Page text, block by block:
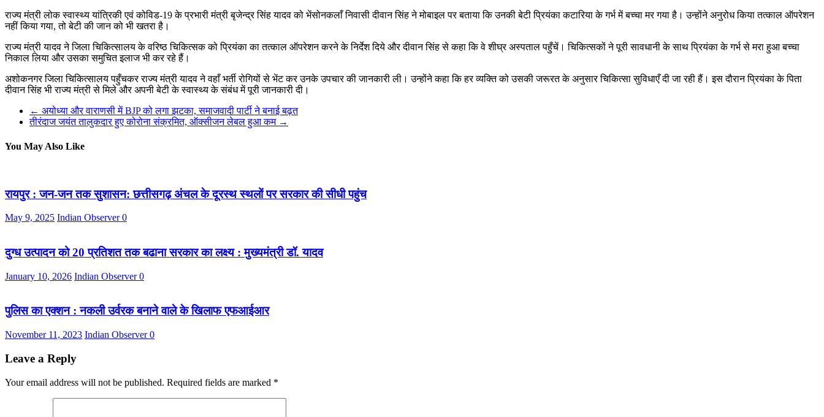
राज्य मंत्री लोक स्वास्थ्य यांत्रिकी एवं कोविड-19 के प्रभारी मंत्री बृजेन्द्र सिंह यादव को भेंसोनकलाँ निवासी दीवान सिंह ने मोबाइल पर बताया कि उनकी बेटी प्रियंका कटारिया के गर्भ में बच्चा मर गया है। उन्होंने अनुरोध किया तत्काल ऑपरेशन
नहीं किया गया, तो बेटी की जान को भी खतरा है।
राज्य मंत्री यादव ने जिला चिकित्सालय के वरिष्ठ चिकित्सक को प्रियंका का तत्काल ऑपरेशन करने के निर्देश दिये और दीवान सिंह से कहा कि वे शीघ्र अस्पताल पहुँचें। चिकित्सकों ने पूरी सावधानी के साथ प्रियंका के गर्भ से मरा हुआ बच्चा
निकाल लिया और उसका समुचित इलाज भी कर रहे हैं।
अशोकनगर जिला चिकित्सालय पहुँचकर राज्य मंत्री यादव ने वहाँ भर्ती रोगियों से भेंट कर उनके उपचार की जानकारी ली। उन्होंने कहा कि हर व्यक्ति को उसकी जरूरत के अनुसार चिकित्सा सुविधाएँ दी जा रही हैं। इस दौरान प्रियंका के पिता
दीवान सिंह भी राज्य मंत्री से मिले और अपनी बेटी के स्वास्थ्य के संबंध में पूरी जानकारी दी।
← अयोध्या और वाराणसी में BJP को लगा झटका, समाजवादी पार्टी ने बनाई बढ़त
तीरंदाज जयंत तालुकदार हुए कोरोना संक्रमित, ऑक्सीजन लेबल हुआ कम →
You May Also Like
रायपुर : जन-जन तक सुशासन: छत्तीसगढ़ अंचल के दूरस्थ स्थलों पर सरकार की सीधी पहुंच
May 9, 2025 Indian Observer0
दुग्ध उत्पादन को 20 प्रतिशत तक बढाना सरकार का लक्ष्य : मुख्यमंत्री डॉ. यादव
January 10, 2026 Indian Observer0
पुलिस का एक्शन : नकली उर्वरक बनाने वाले के खिलाफ एफआईआर
November 11, 2023 Indian Observer0
Leave a Reply
Your email address will not be published. Required fields are marked *